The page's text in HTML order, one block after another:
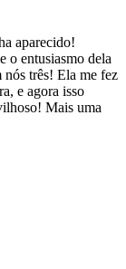
aparecido!
o entusiasmo dela
nós três! Ela me fez
e agora isso
Mais uma